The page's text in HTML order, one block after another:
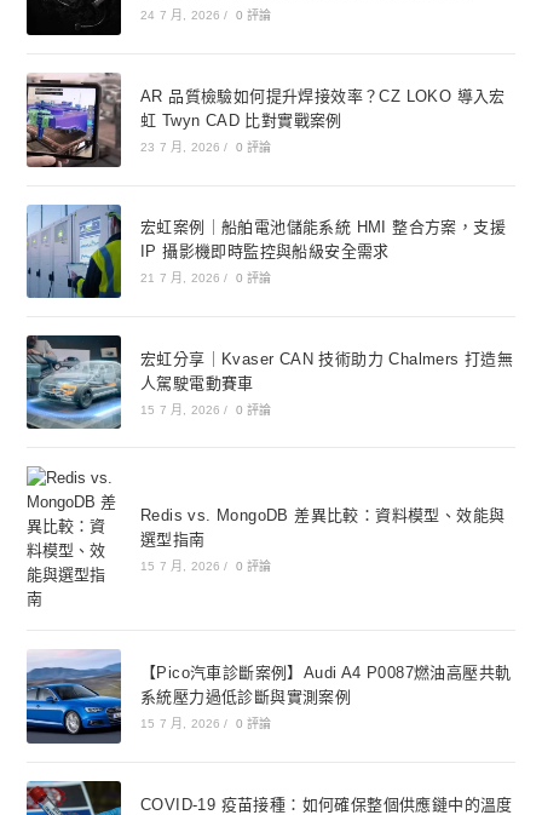
24 7 月, 2026 / 0 評論
AR 品質檢驗如何提升焊接效率？CZ LOKO 導入宏
虹 Twyn CAD 比對實戰案例
23 7 月, 2026 / 0 評論
宏虹案例｜船舶電池儲能系統 HMI 整合方案，支援
IP 攝影機即時監控與船級安全需求
21 7 月, 2026 / 0 評論
宏虹分享｜Kvaser CAN 技術助力 Chalmers 打造無
人駕駛電動賽車
15 7 月, 2026 / 0 評論
Redis vs. MongoDB 差異比較：資料模型、效能與
選型指南
15 7 月, 2026 / 0 評論
【Pico汽車診斷案例】Audi A4 P0087燃油高壓共軌
系統壓力過低診斷與實測案例
15 7 月, 2026 / 0 評論
COVID-19 疫苗接種：如何確保整個供應鏈中的溫度